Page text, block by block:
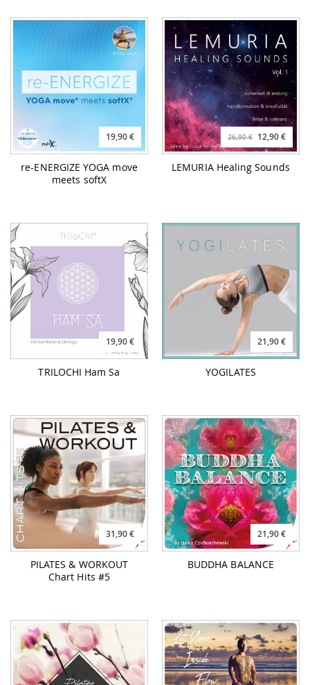
19,90 €
re-ENERGIZE YOGA move
meets softX
26,90 € 12,90 €
LEMURIA Healing Sounds
19,90 €
TRILOCHI Ham Sa
21,90 €
YOGILATES
31,90 €
PILATES & WORKOUT
Chart Hits #5
21,90 €
BUDDHA BALANCE